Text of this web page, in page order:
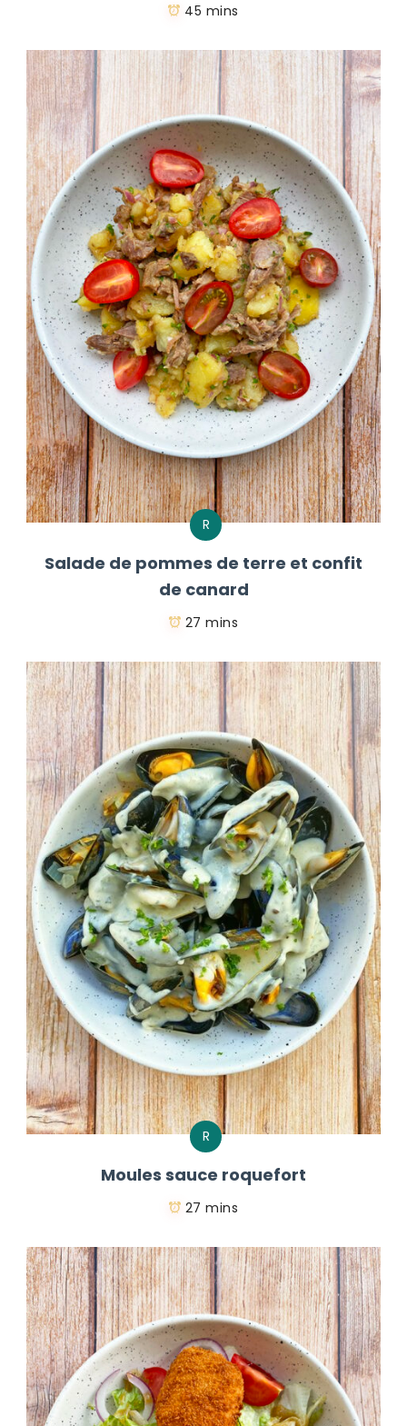
45 mins
R
Salade de pommes de terre et confit
de canard
27 mins
R
Moules sauce roquefort
27 mins